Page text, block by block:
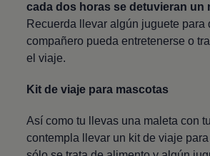
cada dos horas se detuvieran un
Recuerda llevar algún juguete para
compañero pueda entretenerse o
el viaje.
Kit de viaje para mascotas
Así como tu llevas una maleta con
contempla llevar un kit de viaje